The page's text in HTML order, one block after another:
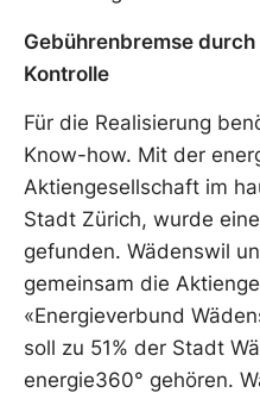
Gebührenbremse
Kontrolle
Für die Realisierung
Know-how. Mit der
Aktiengesellschaft im
Stadt Zürich, wurde
gefunden. Wädenswil
gemeinsam die
«Energieverbund
soll zu 51% der Stadt
energie360° gehören.